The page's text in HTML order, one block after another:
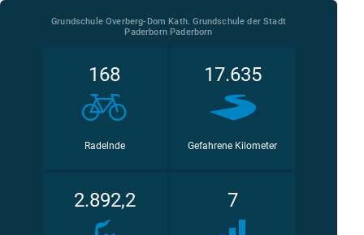
Grundschule Overberg-Dom Kath. Grundschule der Stadt
Paderborn Paderborn
168
Radelnde
17.635
Gefahrene Kilometer
2.892,2 7